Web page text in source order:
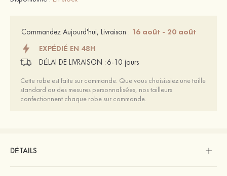
Commandez Aujourd'hui, Livraison : 16 août - 20 août
EXPÉDIÉ EN 48H
DÉLAI DE LIVRAISON : 6-10 jours
Cette robe est faite sur commande. Que vous choisissiez une taille
standard ou des mesures personnalisées, nos tailleurs
confectionnent chaque robe sur commande.
DÉTAILS